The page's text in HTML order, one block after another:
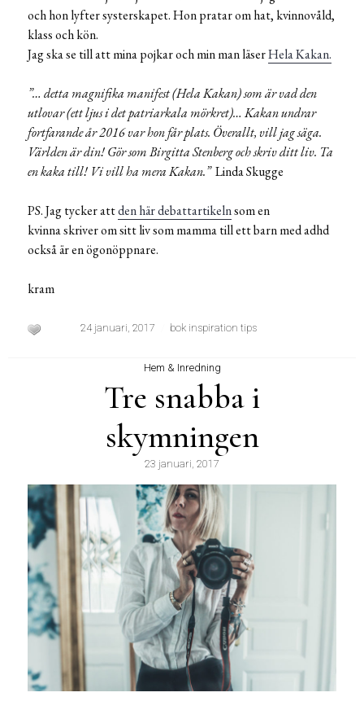
och hon lyfter systerskapet. Hon pratar om hat, kvinnovåld,
klass och kön.
Jag ska se till att mina pojkar och min man läserHela Kakan.
”… detta magnifika manifest (Hela Kakan) som är vad den
utlovar (ett ljus i det patriarkala mörkret)… Kakan undrar
fortfarande år 2016 var hon får plats. Överallt, vill jag säga.
Världen är din! Gör som Birgitta Stenberg och skriv ditt liv. Ta
en kaka till! Vi vill ha mera Kakan.”Linda Skugge
PS. Jag tycker attden här debattartikelnsom en
kvinna skriver om sitt liv som mamma till ett barn med adhd
också är en ögonöppnare.
kram
24 januari, 2017 bok inspiration tips
Hem & Inredning
Tre snabba i
skymningen
23 januari, 2017